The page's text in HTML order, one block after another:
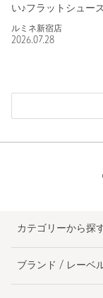
い♪フラットシュー
ルミネ新宿店
2026.07.28
カテゴリーから探
ブランド / レーベ